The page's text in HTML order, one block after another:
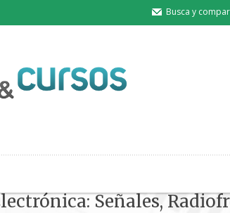
Busca y
Señales,